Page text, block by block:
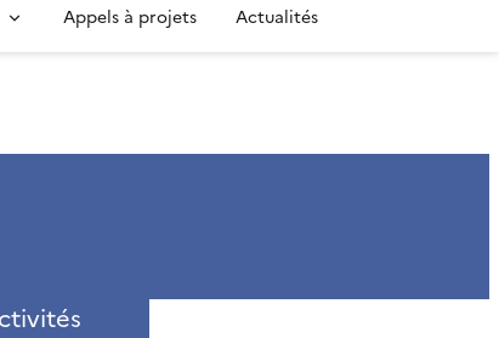
Appels à projets Actualités